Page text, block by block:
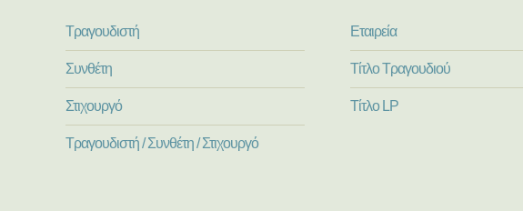
Τραγουδιστή
Συνθέτη
Στιχουργό
Τραγουδιστή / Συνθέτη / Στιχουργό
Εταιρεία
Τίτλο Τραγουδιού
Τίτλο LP